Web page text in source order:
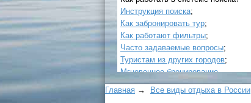
Инструкция поиска;
Как забронировать тур;
Как работают фильтры;
Часто задаваемые вопросы;
Туристам из других городов;
Мгновенное бронирование.
Главная → Все виды отдыха в России